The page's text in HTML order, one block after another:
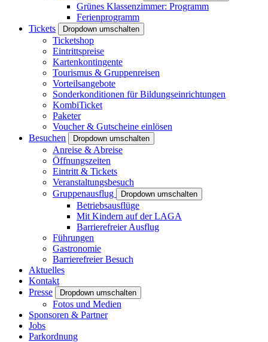
Grünes Klassenzimmer: Programm
Ferienprogramm
Tickets
Dropdown umschalten
Ticketshop
Eintrittspreise
Kartenkontingente
Tourismus & Gruppenreisen
Vorteilsangebote
Sonderkonditionen für Bildungseinrichtungen
KombiTicket
Paketer
Voucher & Gutscheine einlösen
Besuchen
Dropdown umschalten
Anreise & Abreise
Öffnungszeiten
Eintritt & Tickets
Veranstaltungsbesuch
Gruppenausflug
Dropdown umschalten
Betriebsausflüge
Mit Kindern auf der LAGA
Barrierefreier Ausflug
Führungen
Gastronomie
Barrierefreier Besuch
Aktuelles
Kontakt
Presse
Dropdown umschalten
Fotos und Medien
Sponsoren & Partner
Jobs
Parkordnung